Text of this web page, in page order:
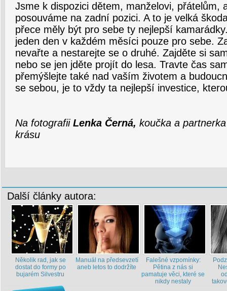
Jsme k dispozici dětem, manželovi, přátelům,
posouváme na zadní pozici. A to je velká
přece měly být pro sebe ty nejlepší
jeden den v každém měsíci pouze pro sebe.
nevařte a nestarejte se o druhé. Zajděte si
nebo se jen jděte projít do lesa. Travte čas
přemýšlejte také nad vaším životem a
se sebou, je to vždy ta nejlepší investice,
Na fotografii Lenka Černá, koučka a
krásu
Další články autora:
Několik rad, jak se
dostat do formy po
bujarém Silvestru
Manuál na předsevzetí
aneb letos to dodržíte
Falešné vzpomínky:
Pětina z nás si
pamatuje věci, které se
nikdy nestaly